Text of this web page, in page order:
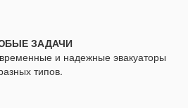
ЗАДАЧИ
и надежные эвакуаторы
типов.